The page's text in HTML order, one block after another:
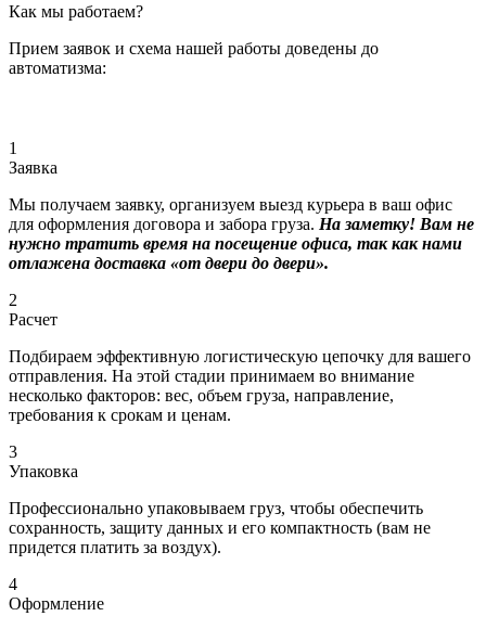
Как мы работаем?
Прием заявок и схема нашей работы доведены до
автоматизма:
1
Заявка
Мы получаем заявку, организуем выезд курьера в ваш офис
для оформления договора и забора груза. На заметку! Вам не
нужно тратить время на посещение офиса, так как нами
отлажена доставка «от двери до двери».
2
Расчет
Подбираем эффективную логистическую цепочку для вашего
отправления. На этой стадии принимаем во внимание
несколько факторов: вес, объем груза, направление,
требования к срокам и ценам.
3
Упаковка
Профессионально упаковываем груз, чтобы обеспечить
сохранность, защиту данных и его компактность (вам не
придется платить за воздух).
4
Оформление